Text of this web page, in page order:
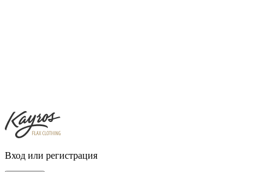
Вход или регистрация